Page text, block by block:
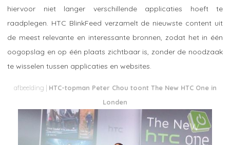
hiervoor niet langer verschillende applicaties hoeft te
raadplegen. HTC BlinkFeed verzamelt de nieuwste content uit
de meest relevante en interessante bronnen, zodat het in één
oogopslag en op één plaats zichtbaar is, zonder de noodzaak
te wisselen tussen applicaties en websites.
HTC-topman Peter Chou toont The New HTC One in
Londen